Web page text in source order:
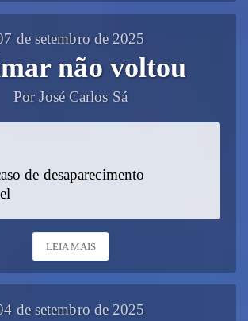
de setembro de 2025
não voltou
Por José Carlos Sá
de desaparecimento
LEIA MAIS
de setembro de 2025